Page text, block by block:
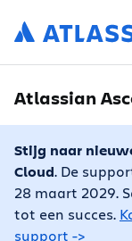
Atlassian
Stijg naar
Cloud. De
28 maart 2029.
tot een succes.
support ->